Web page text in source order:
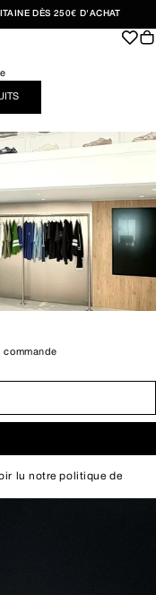
DÈS 250€ D'ACHAT
SHOP
lu notrepolitique de